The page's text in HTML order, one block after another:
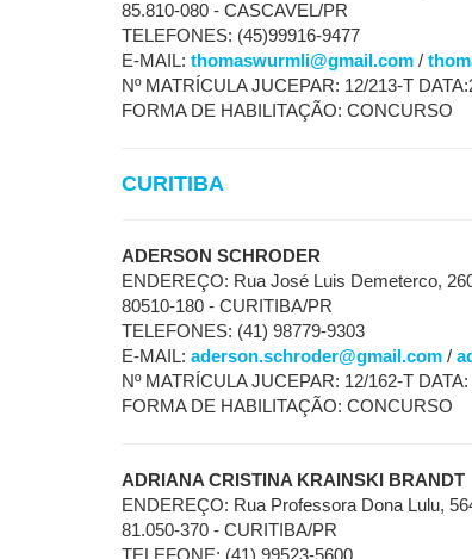
85.810-080 - CASCAVEL/PR
TELEFONES: (45)99916-9477
E-MAIL: thomaswurmli@gmail.com /
Nº MATRÍCULA JUCEPAR: 12/213-T
FORMA DE HABILITAÇÃO: CONCURSO
CURITIBA
ADERSON SCHRODER
ENDEREÇO: Rua José Luis Demeterco,
80510-180 - CURITIBA/PR
TELEFONES: (41) 98779-9303
E-MAIL: aderson.schroder@gmail.com /
Nº MATRÍCULA JUCEPAR: 12/162-T
FORMA DE HABILITAÇÃO: CONCURSO
ADRIANA CRISTINA KRAINSKI BRANDT
ENDEREÇO: Rua Professora Dona Lulu,
81.050-370 - CURITIBA/PR